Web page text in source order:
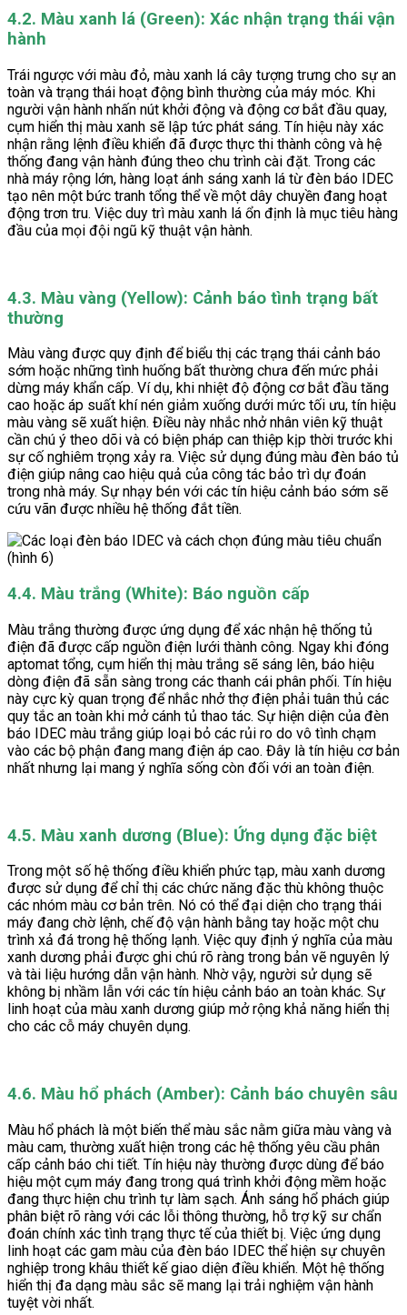
4.2. Màu xanh lá (Green): Xác nhận trạng thái vận
hành
Trái ngược với màu đỏ, màu xanh lá cây tượng trưng cho sự an
toàn và trạng thái hoạt động bình thường của máy móc. Khi
người vận hành nhấn nút khởi động và động cơ bắt đầu quay,
cụm hiển thị màu xanh sẽ lập tức phát sáng. Tín hiệu này xác
nhận rằng lệnh điều khiển đã được thực thi thành công và hệ
thống đang vận hành đúng theo chu trình cài đặt. Trong các
nhà máy rộng lớn, hàng loạt ánh sáng xanh lá từ đèn báo IDEC
tạo nên một bức tranh tổng thể về một dây chuyền đang hoạt
động trơn tru. Việc duy trì màu xanh lá ổn định là mục tiêu hàng
đầu của mọi đội ngũ kỹ thuật vận hành.
4.3. Màu vàng (Yellow): Cảnh báo tình trạng bất
thường
Màu vàng được quy định để biểu thị các trạng thái cảnh báo
sớm hoặc những tình huống bất thường chưa đến mức phải
dừng máy khẩn cấp. Ví dụ, khi nhiệt độ động cơ bắt đầu tăng
cao hoặc áp suất khí nén giảm xuống dưới mức tối ưu, tín hiệu
màu vàng sẽ xuất hiện. Điều này nhắc nhở nhân viên kỹ thuật
cần chú ý theo dõi và có biện pháp can thiệp kịp thời trước khi
sự cố nghiêm trọng xảy ra. Việc sử dụng đúng màu đèn báo tủ
điện giúp nâng cao hiệu quả của công tác bảo trì dự đoán
trong nhà máy. Sự nhạy bén với các tín hiệu cảnh báo sớm sẽ
cứu vãn được nhiều hệ thống đắt tiền.
4.4. Màu trắng (White): Báo nguồn cấp
Màu trắng thường được ứng dụng để xác nhận hệ thống tủ
điện đã được cấp nguồn điện lưới thành công. Ngay khi đóng
aptomat tổng, cụm hiển thị màu trắng sẽ sáng lên, báo hiệu
dòng điện đã sẵn sàng trong các thanh cái phân phối. Tín hiệu
này cực kỳ quan trọng để nhắc nhở thợ điện phải tuân thủ các
quy tắc an toàn khi mở cánh tủ thao tác. Sự hiện diện của đèn
báo IDEC màu trắng giúp loại bỏ các rủi ro do vô tình chạm
vào các bộ phận đang mang điện áp cao. Đây là tín hiệu cơ bản
nhất nhưng lại mang ý nghĩa sống còn đối với an toàn điện.
4.5. Màu xanh dương (Blue): Ứng dụng đặc biệt
Trong một số hệ thống điều khiển phức tạp, màu xanh dương
được sử dụng để chỉ thị các chức năng đặc thù không thuộc
các nhóm màu cơ bản trên. Nó có thể đại diện cho trạng thái
máy đang chờ lệnh, chế độ vận hành bằng tay hoặc một chu
trình xả đá trong hệ thống lạnh. Việc quy định ý nghĩa của màu
xanh dương phải được ghi chú rõ ràng trong bản vẽ nguyên lý
và tài liệu hướng dẫn vận hành. Nhờ vậy, người sử dụng sẽ
không bị nhầm lẫn với các tín hiệu cảnh báo an toàn khác. Sự
linh hoạt của màu xanh dương giúp mở rộng khả năng hiển thị
cho các cỗ máy chuyên dụng.
4.6. Màu hổ phách (Amber): Cảnh báo chuyên sâu
Màu hổ phách là một biến thể màu sắc nằm giữa màu vàng và
màu cam, thường xuất hiện trong các hệ thống yêu cầu phân
cấp cảnh báo chi tiết. Tín hiệu này thường được dùng để báo
hiệu một cụm máy đang trong quá trình khởi động mềm hoặc
đang thực hiện chu trình tự làm sạch. Ánh sáng hổ phách giúp
phân biệt rõ ràng với các lỗi thông thường, hỗ trợ kỹ sư chẩn
đoán chính xác tình trạng thực tế của thiết bị. Việc ứng dụng
linh hoạt các gam màu của đèn báo IDEC thể hiện sự chuyên
nghiệp trong khâu thiết kế giao diện điều khiển. Một hệ thống
hiển thị đa dạng màu sắc sẽ mang lại trải nghiệm vận hành
tuyệt vời nhất.